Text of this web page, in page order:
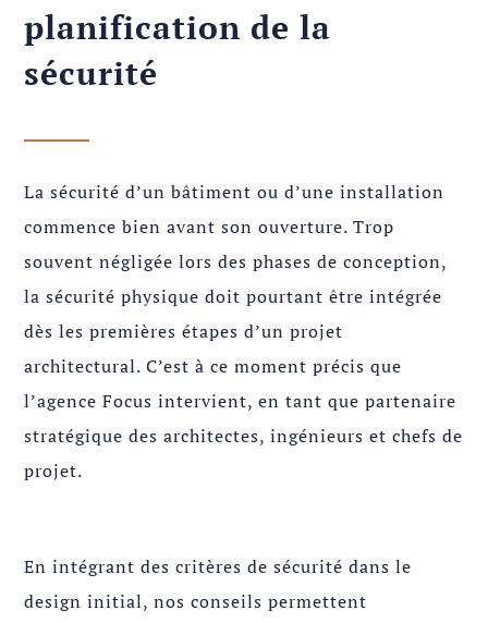
planification de la
sécurité
La sécurité d’un bâtiment ou d’une installation
commence bien avant son ouverture. Trop
souvent négligée lors des phases de conception,
la sécurité physique doit pourtant être intégrée
dès les premières étapes d’un projet
architectural. C’est à ce moment précis que
l’agence Focus intervient, en tant que partenaire
stratégique des architectes, ingénieurs et chefs de
projet.
En intégrant des critères de sécurité dans le
design initial, nos conseils permettent